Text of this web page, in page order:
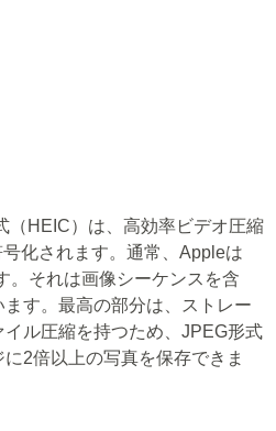
（HEIC）は、高効率ビデオ圧縮
化されます。通常、Appleは
。それは画像シーケンスを含
す。最高の部分は、ストレー
ル圧縮を持つため、JPEG形式
2倍以上の写真を保存できま